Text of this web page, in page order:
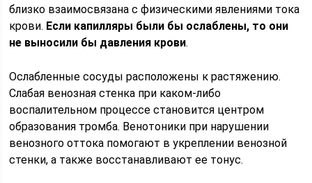
близко взаимосвязана с физическими явлениями тока
крови. Если капилляры были бы ослаблены, то они
не выносили бы давления крови.
Ослабленные сосуды расположены к растяжению.
Слабая венозная стенка при каком-либо
воспалительном процессе становится центром
образования тромба. Венотоники при нарушении
венозного оттока помогают в укреплении венозной
стенки, а также восстанавливают ее тонус.